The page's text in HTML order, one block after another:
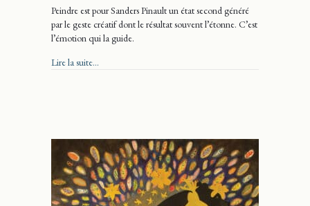
Peindre est pour Sanders Pinault un état second généré
par le geste créatif dont le résultat souvent l’étonne. C’est
l’émotion qui la guide.
Lire la suite...